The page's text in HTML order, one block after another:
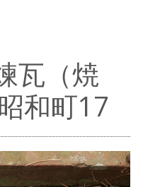
瓦（焼
和町17